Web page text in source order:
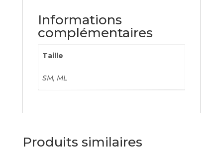
Informations
complémentaires
Taille
SM, ML
Produits similaires